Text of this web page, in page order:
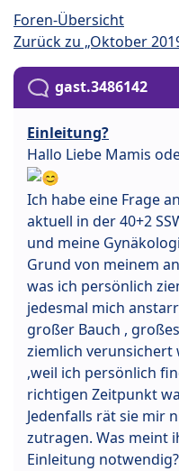
Foren-Übersicht
Zurück zu „Oktober
gast.3486142
Einleitung?
Hallo Liebe Mamis
Ich habe eine Frage
aktuell in der 40+2
und meine
Grund von meinem
was ich persönlich
jedesmal mich
großer Bauch ,
ziemlich
,weil ich persönlich
richtigen Zeitpunkt
Jedenfalls rät sie mir
zutragen. Was meint
Einleitung notwendig?